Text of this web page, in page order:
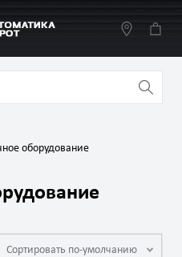
оборудование
Сортировать по-умолчанию